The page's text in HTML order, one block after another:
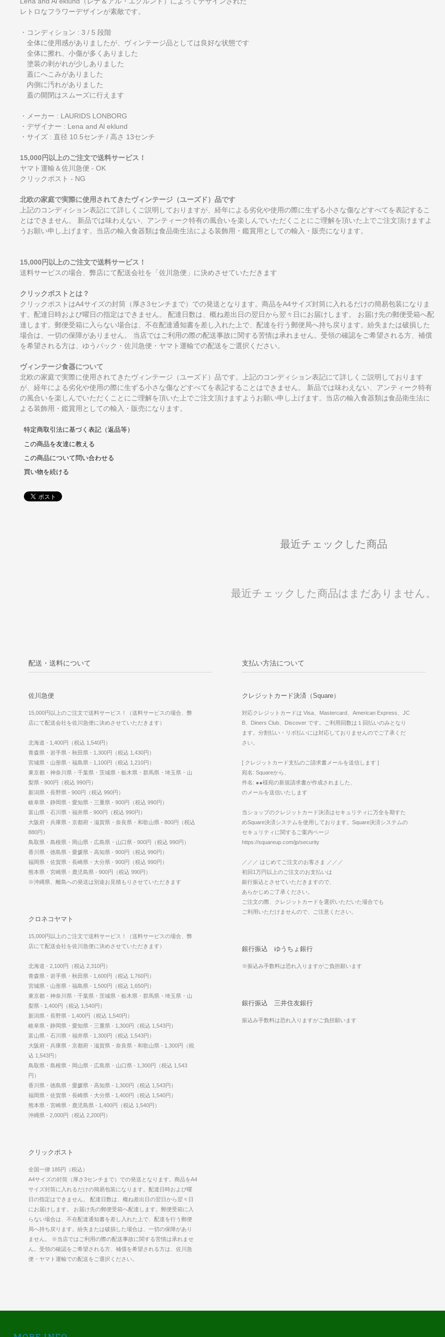
レトロなフラワーデザインが素敵です。
・コンディション : 3 / 5 段階
全体に使用感がありましたが、ヴィンテージ品としては良好な状態です
全体に擦れ、小傷が多くありました
塗装の剥がれが少しありました
蓋にへこみがありました
内側に汚れがありました
蓋の開閉はスムーズに行えます
・メーカー : LAURIDS LONBORG
・デザイナー : Lena and Al eklund
・サイズ : 直径 10.5センチ / 高さ 13センチ
15,000円以上のご注文で送料サービス！
ヤマト運輸＆佐川急便 - OK
クリックポスト - NG
北欧の家庭で実際に使用されてきたヴィンテージ（ユーズド）品です
上記のコンディション表記にて詳しくご説明しておりますが、経年による劣化や使用の際に生ずる小さな傷などすべてを表記するこ
とはできません。 新品では味わえない、アンティーク特有の風合いを楽しんでいただくことにご理解を頂いた上でご注文頂けますよ
うお願い申し上げます。当店の輸入食器類は食品衛生法による装飾用・鑑賞用としての輸入・販売になります。
15,000円以上のご注文で送料サービス！
送料サービスの場合、弊店にて配送会社を「佐川急便」に決めさせていただきます
クリックポストとは？
クリックポストはA4サイズの封筒（厚さ3センチまで）での発送となります。商品をA4サイズ封筒に入れるだけの簡易包装になりま
す。配達日時および曜日の指定はできません。 配達日数は、概ね差出日の翌日から翌々日にお届けします。 お届け先の郵便受箱へ配
達します。郵便受箱に入らない場合は、不在配達通知書を差し入れた上で、配達を行う郵便局へ持ち戻ります。紛失または破損した
場合は、一切の保障がありません。 当店ではご利用の際の配送事故に関する苦情は承れません。受領の確認をご希望される方、補償
を希望される方は、ゆうパック・佐川急便・ヤマト運輸での配送をご選択ください。
ヴィンテージ食器について
北欧の家庭で実際に使用されてきたヴィンテージ（ユーズド）品です。上記のコンディション表記にて詳しくご説明しております
が、経年による劣化や使用の際に生ずる小さな傷などすべてを表記することはできません。 新品では味わえない、アンティーク特有
の風合いを楽しんでいただくことにご理解を頂いた上でご注文頂けますようお願い申し上げます。当店の輸入食器類は食品衛生法に
よる装飾用・鑑賞用としての輸入・販売になります。
特定商取引法に基づく表記（返品等）
この商品を友達に教える
この商品について問い合わせる
買い物を続ける
最近チェックした商品
最近チェックした商品はまだありません。
配送・送料について
佐川急便
15,000円以上のご注文で送料サービス！（送料サービスの場合、弊
店にて配送会社を佐川急便に決めさせていただきます）
北海道 - 1,400円（税込 1,540円）
青森県・岩手県・秋田県 - 1,300円（税込 1,430円）
宮城県・山形県・福島県 - 1,100円（税込 1,210円）
東京都・神奈川県・千葉県・茨城県・栃木県・群馬県・埼玉県・山
梨県 - 900円（税込 990円）
新潟県・長野県 - 900円（税込 990円）
岐阜県・静岡県・愛知県・三重県 - 900円（税込 990円）
富山県・石川県・福井県 - 900円（税込 990円）
大阪府・兵庫県・京都府・滋賀県・奈良県・和歌山県 - 800円（税込
880円）
鳥取県・島根県・岡山県・広島県・山口県 - 900円（税込 990円）
香川県・徳島県・愛媛県・高知県 - 900円（税込 990円）
福岡県・佐賀県・長崎県・大分県 - 900円（税込 990円）
熊本県・宮崎県・鹿児島県 - 900円（税込 990円）
※沖縄県、離島への発送は別途お見積もりさせていただきます
クロネコヤマト
15,000円以上のご注文で送料サービス！（送料サービスの場合、弊
店にて配送会社を佐川急便に決めさせていただきます）
北海道 - 2,100円（税込 2,310円）
青森県・岩手県・秋田県 - 1,600円（税込 1,760円）
宮城県・山形県・福島県 - 1,500円（税込 1,650円）
東京都・神奈川県・千葉県・茨城県・栃木県・群馬県・埼玉県・山
梨県 - 1,400円（税込 1,540円）
新潟県・長野県 - 1,400円（税込 1,540円）
岐阜県・静岡県・愛知県・三重県 - 1,300円（税込 1,543円）
富山県・石川県・福井県 - 1,300円（税込 1,543円）
大阪府・兵庫県・京都府・滋賀県・奈良県・和歌山県 - 1,300円（税
込 1,543円）
鳥取県・島根県・岡山県・広島県・山口県 - 1,300円（税込 1,543
円）
香川県・徳島県・愛媛県・高知県 - 1,300円（税込 1,543円）
福岡県・佐賀県・長崎県・大分県 - 1,400円（税込 1,540円）
熊本県・宮崎県・鹿児島県 - 1,400円（税込 1,540円）
沖縄県 - 2,000円（税込 2,200円）
クリックポスト
全国一律 185円（税込）
A4サイズの封筒（厚さ3センチまで）での発送となります。商品をA4
サイズ封筒に入れるだけの簡易包装になります。配達日時および曜
日の指定はできません。 配達日数は、概ね差出日の翌日から翌々日
にお届けします。 お届け先の郵便受箱へ配達します。郵便受箱に入
らない場合は、不在配達通知書を差し入れた上で、配達を行う郵便
局へ持ち戻ります。紛失または破損した場合は、一切の保障があり
ません。 ※当店ではご利用の際の配送事故に関する苦情は承れませ
ん。受領の確認をご希望される方、補償を希望される方は、佐川急
便・ヤマト運輸での配送をご選択ください。
支払い方法について
クレジットカード決済（Square）
対応クレジットカードは Visa、Mastercard、American Express、JC
B、Diners Club、Discover です。ご利用回数は１回払いのみとなり
ます。分割払い・リボ払いには対応しておりませんのでご了承くだ
さい。
[ クレジットカード支払のご請求書メールを送信します ]
宛名: Squareから、
件名: ●●様宛の新規請求書が作成されました、
のメールを送信いたします
当ショップのクレジットカード決済はセキュリティに万全を期すた
めSquare決済システムを使用しております。Square決済システムの
セキュリティに関するご案内ページ
https://squareup.com/jp/security
／／／ はじめてご注文のお客さま ／／／
初回1万円以上のご注文のお支払いは
銀行振込とさせていただきますので、
あらかじめご了承ください。
ご注文の際、クレジットカードを選択いただいた場合でも
ご利用いただけませんので、ご注意ください。
銀行振込 ゆうちょ銀行
※振込み手数料は恐れ入りますがご負担願います
銀行振込 三井住友銀行
振込み手数料は恐れ入りますがご負担願います